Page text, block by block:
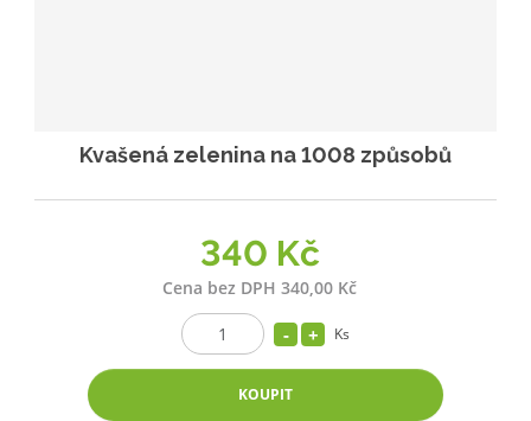
Kvašená zelenina na 1008 způsobů
340 Kč
Cena bez DPH 340,00 Kč
Ks
KOUPIT